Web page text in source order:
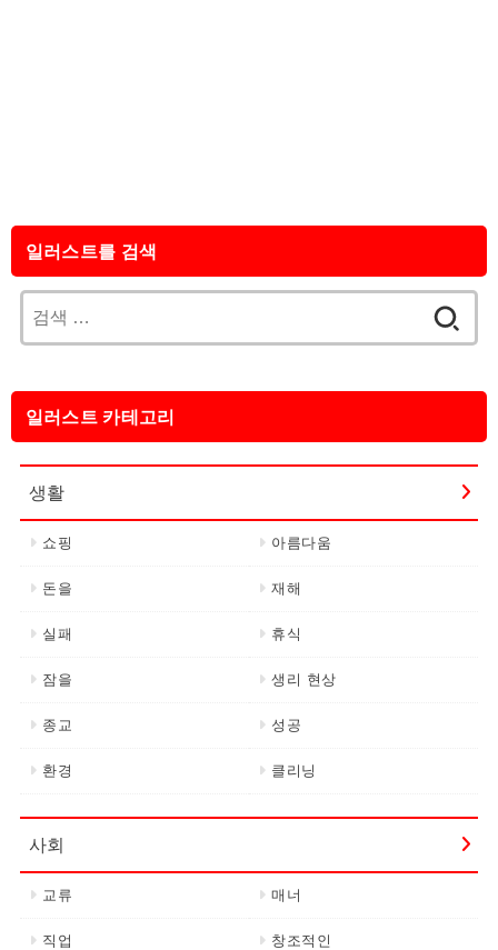
일러스트를 검색
색:
일러스트 카테고리
생활
쇼핑 아름다움
돈을 재해
실패 휴식
잠을 생리 현상
종교 성공
환경 클리닝
사회
교류 매너
직업 창조적인